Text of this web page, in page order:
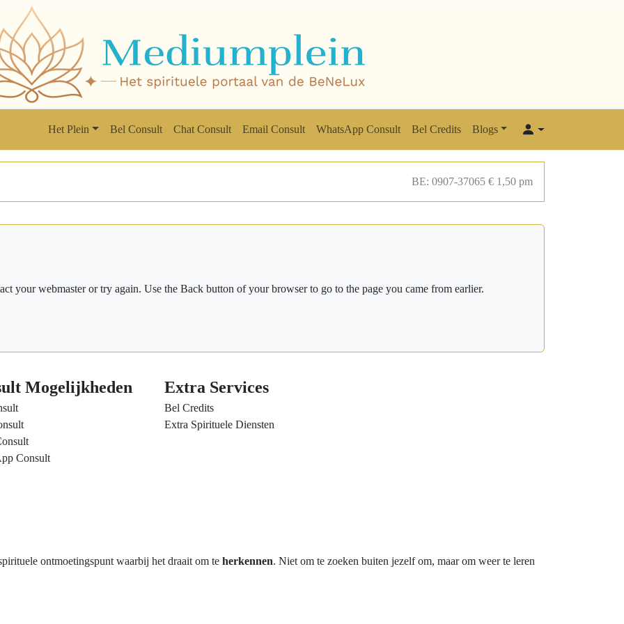
Het Plein Bel Consult Chat Consult Email Consult WhatsApp Consult Bel Credits Blogs
BE: 0907-37065 € 1,50 pm
your webmaster or try again. Use the Back button of your browser to go to the page you came from earlier.
Mogelijkheden
Consult
Extra Services
Bel Credits
Extra Spirituele Diensten
ontmoetingspunt waarbij het draait om te herkennen. Niet om te zoeken buiten jezelf om, maar om weer te leren